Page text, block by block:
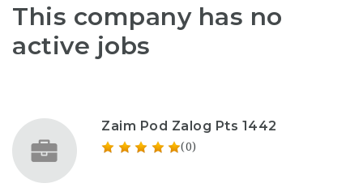
This company has no
active jobs
Zaim Pod Zalog Pts 1442
(0)